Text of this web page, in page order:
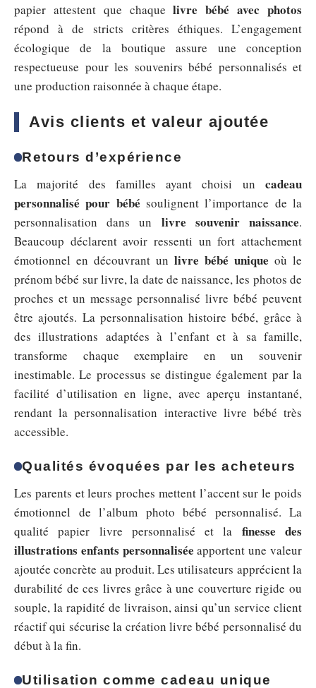
papier attestent que chaquelivre bébé avec photos
répond à de stricts critères éthiques. L’engagement
écologique de la boutique assure une conception
respectueuse pour les souvenirs bébé personnalisés et
une production raisonnée à chaque étape.
Avis clients et valeur ajoutée
Retours d’expérience
La majorité des familles ayant choisi un cadeau
personnalisé pour bébé soulignent l’importance de la
personnalisation dans un livre souvenir naissance.
Beaucoup déclarent avoir ressenti un fort attachement
émotionnel en découvrant un livre bébé unique où le
prénom bébé sur livre, la date de naissance, les photos de
proches et un message personnalisé livre bébé peuvent
être ajoutés. La personnalisation histoire bébé, grâce à
des illustrations adaptées à l’enfant et à sa famille,
transforme chaque exemplaire en un souvenir
inestimable. Le processus se distingue également par la
facilité d’utilisation en ligne, avec aperçu instantané,
rendant la personnalisation interactive livre bébé très
accessible.
Qualités évoquées par les acheteurs
Les parents et leurs proches mettent l’accent sur le poids
émotionnel de l’album photo bébé personnalisé. La
qualité papier livre personnalisé et la finesse des
illustrations enfants personnalisée apportent une valeur
ajoutée concrète au produit. Les utilisateurs apprécient la
durabilité de ces livres grâce à une couverture rigide ou
souple, la rapidité de livraison, ainsi qu’un service client
réactif qui sécurise la création livre bébé personnalisé du
début à la fin.
Utilisation comme cadeau unique